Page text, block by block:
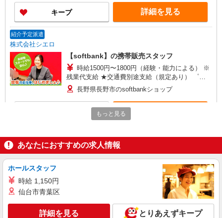
ィブ支給(規定有) ★月2回払い・週払い可能（規程
有）★ ゜・。○。・゜+゜・。○。・゜+゜
キープ 詳細を見る
紹介予定派遣
株式会社シエロ
【softbank】の携帯販売スタッフ
時給1500円〜1800円（経験・能力による） ※
残業代支給 ★交通費別途支給（規定あり） ゜
+゜・。○。・゜+゜・。○。・゜+゜ 入社祝い金10
万円支給(規定有) お友達を紹介頂くと, インセンテ
ィブ支給(規定有) ★月2回払い・週払い可能（規程
有）★ ゜・。○。・゜+゜・。○。・゜+゜
長野県長野市のsoftbankショップ
株式会社シエロ
【ソフトバンク】の店舗スタッフ
時給1500円〜1800円（経験・能力による） ※
残業代支給 ★交通費別途支給（規定あり） ゜
+゜・。○。・゜+゜・。○。・゜+゜ 入社祝い金10
ィブ支給(規定有) ★月2回払い・週払い可能（規程
有）★ ゜・。○。・゜+゜・。○。・゜+゜
長野県長野市のsoftbankショップ
キープ 詳細を見る
もっと見る
あなたにおすすめの求人情報
ホールスタッフ
時給 1,150円
仙台市青葉区
詳細を見る とりあえずキープ